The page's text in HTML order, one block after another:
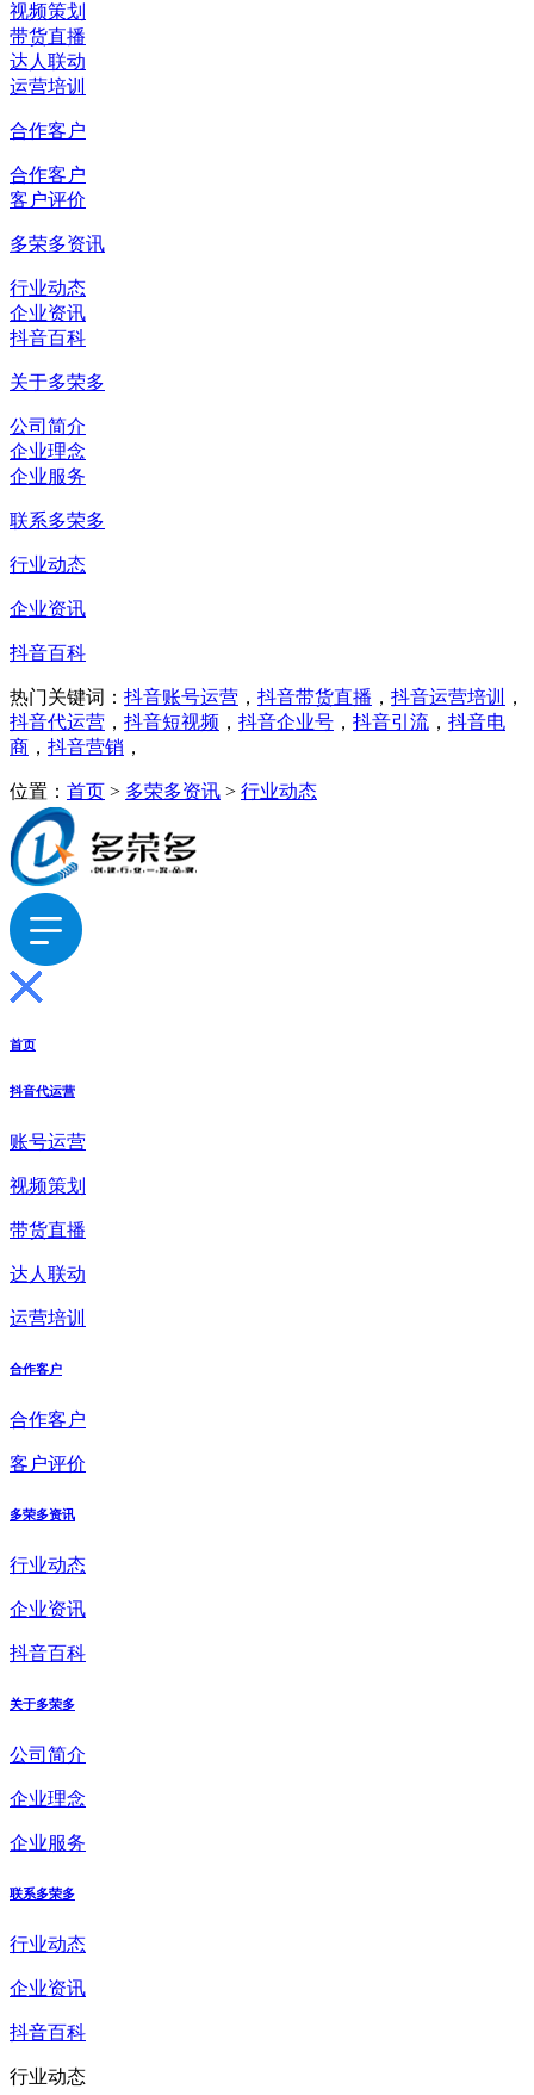
视频策划
带货直播
达人联动
运营培训
合作客户
合作客户
客户评价
多荣多资讯
行业动态
企业资讯
抖音百科
关于多荣多
公司简介
企业理念
企业服务
联系多荣多
行业动态
企业资讯
抖音百科
热门关键词： 抖音账号运营 ， 抖音带货直播 ， 抖音运营培训
，
抖音代运营 ， 抖音短视频 ， 抖音企业号 ， 抖音引流 ， 抖音电
商 ， 抖音营销 ，
位置： 首页 > 多荣多资讯 > 行业动态
首页
抖音代运营
账号运营
视频策划
带货直播
达人联动
运营培训
合作客户
合作客户
客户评价
多荣多资讯
行业动态
企业资讯
抖音百科
关于多荣多
公司简介
企业理念
企业服务
联系多荣多
行业动态
企业资讯
抖音百科
行业动态